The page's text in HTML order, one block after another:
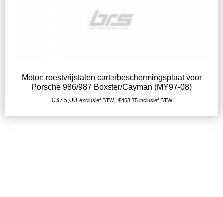
Motor: roestvrijstalen carterbeschermingsplaat voor
Porsche 986/987 Boxster/Cayman (MY97-08)
€375,00 exclusief BTW | €453,75inclusief BTW